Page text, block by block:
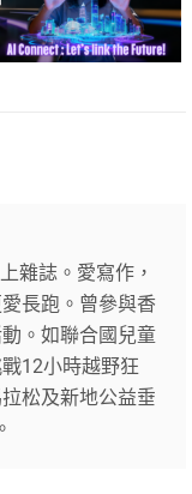
雜誌。愛寫作，
長跑。曾參與香
。如聯合國兒童
12小時越野狂
松及新地公益垂